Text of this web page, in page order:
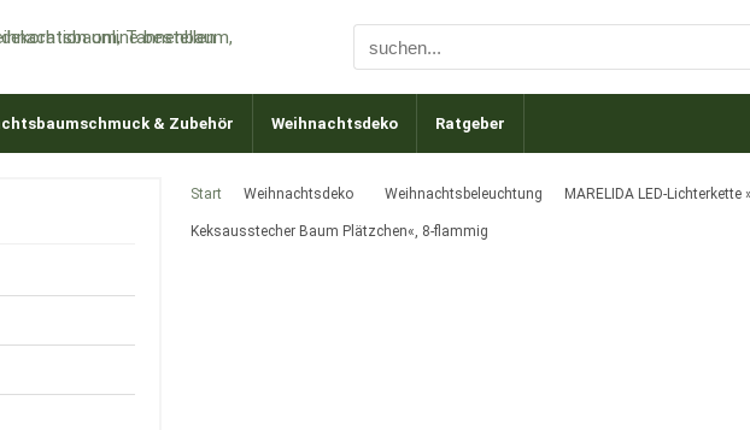
& Zubehör Weihnachtsdeko Ratgeber
Start Weihnachtsdeko Weihnachtsbeleuchtung MARELIDA LED-
Keksausstecher Baum Plätzchen«, 8-flammig